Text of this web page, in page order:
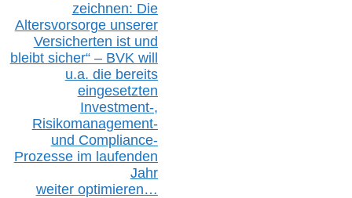
zeichnen: Die
Altersvorsorge unserer
Versicherten ist und
bleibt sicher“ – BVK will
u.a. die bereits
eingesetzten
Investment-,
Risikomanagement-
und Compliance-
Prozesse im laufenden
Jahr
weiter optimieren…